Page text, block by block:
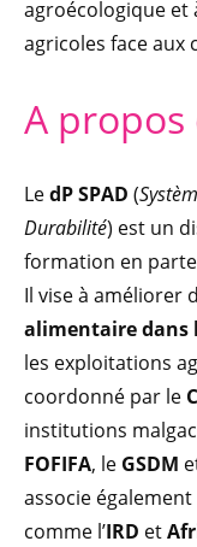
agroécologique et
agricoles face aux
A propos
LedP SPAD (
Durabilité) est un
formation en
Il vise à améliorer
alimentaire dans
les exploitations
coordonné par le
institutions
FOFIFA, le GSDM
associe
comme l’IRD et